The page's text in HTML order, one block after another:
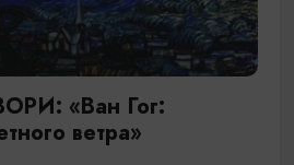
«Ван Гог:
ветра»